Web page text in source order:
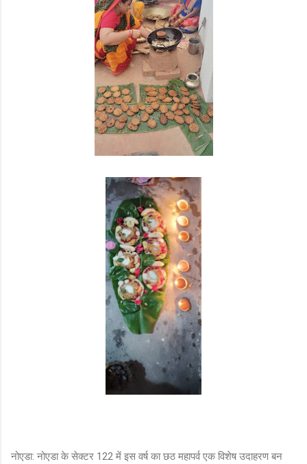
नोएडा: नोएडा के सेक्टर 122 में इस वर्ष का छठ महापर्व एक विशेष उदाहरण बन